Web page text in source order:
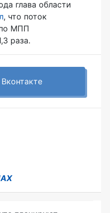
глава области
, что поток
МПП
раза.